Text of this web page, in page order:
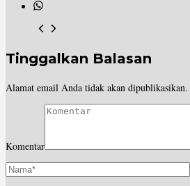
Tinggalkan Balasan
Alamat email Anda tidak akan dipublikasikan.
Komentar